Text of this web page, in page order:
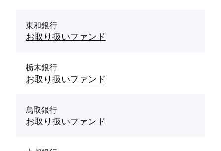
東和銀行
お取り扱いファンド
栃木銀行
お取り扱いファンド
鳥取銀行
お取り扱いファンド